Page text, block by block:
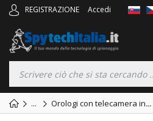
REGISTRAZIONE Accedi
... Orologi con telecamera in...